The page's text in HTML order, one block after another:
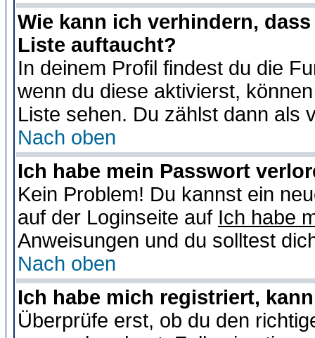
Wie kann ich verhindern,
Liste auftaucht?
In deinem Profil findest du die
wenn du diese aktivierst,
Liste sehen. Du zählst dann als
Nach oben
Ich habe mein Passwort
Kein Problem! Du kannst ein
auf der Loginseite auf Ich habe
Anweisungen und du solltest
Nach oben
Ich habe mich registriert,
Überprüfe erst, ob du den